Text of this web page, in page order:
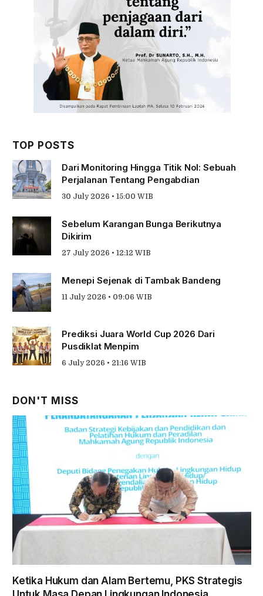
TOP POSTS
Dari Monitoring Hingga Titik Nol: Sebuah
Perjalanan Tentang Pengabdian
30 July 2026 • 15:00 WIB
Sebelum Karangan Bunga Berikutnya
Dikirim
27 July 2026 • 12:12 WIB
Menepi Sejenak di Tambak Bandeng
11 July 2026 • 09:06 WIB
Prediksi Juara World Cup 2026 Dari
Pusdiklat Menpim
6 July 2026 • 21:16 WIB
DON'T MISS
Ketika Hukum dan Alam Bertemu, PKS Strategis